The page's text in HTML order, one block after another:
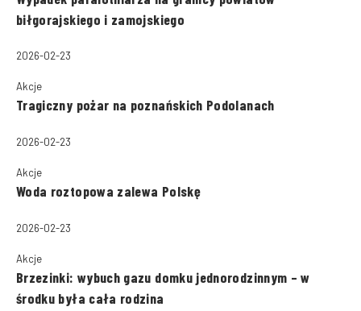
biłgorajskiego i zamojskiego
2026-02-23
Akcje
Tragiczny pożar na poznańskich Podolanach
2026-02-23
Akcje
Woda roztopowa zalewa Polskę
2026-02-23
Akcje
Brzezinki: wybuch gazu domku jednorodzinnym – w
środku była cała rodzina